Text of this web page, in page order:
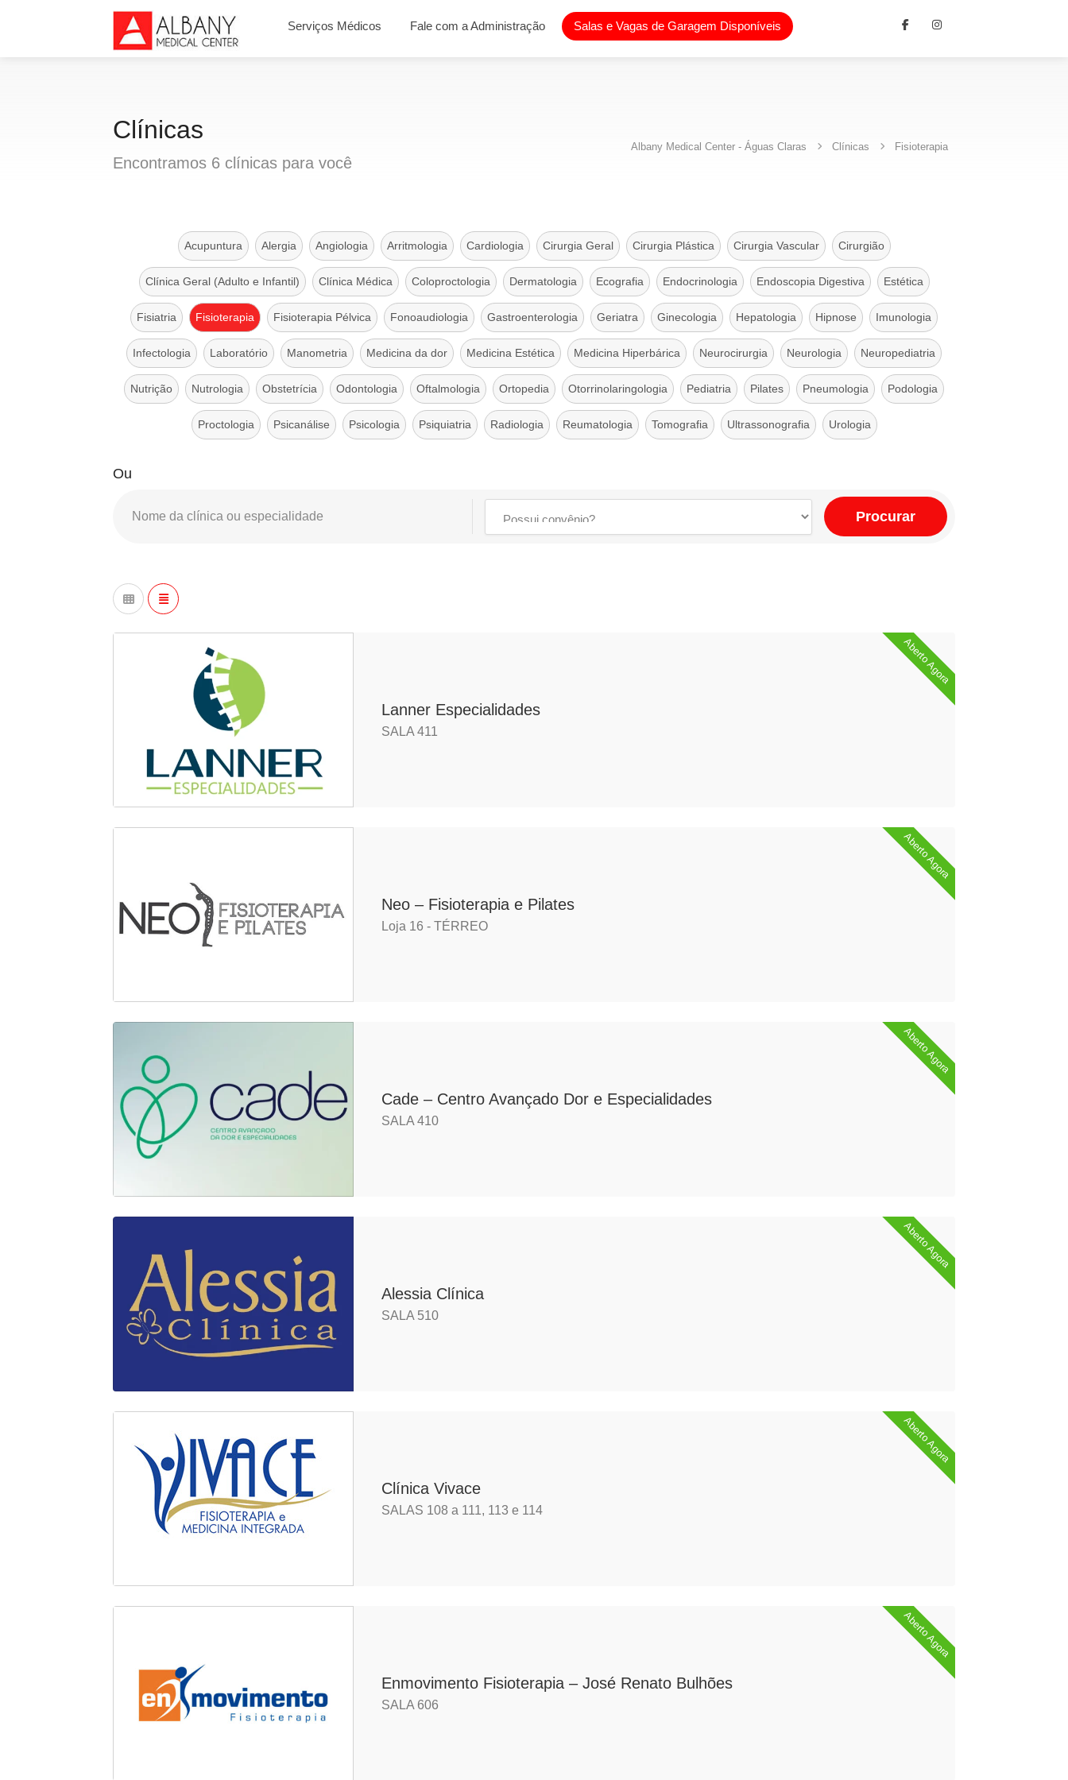
Serviços Médicos Fale com a Administração Salas e Vagas de Garagem Disponíveis
Clínicas
Encontramos 6 clínicas para você
Albany Medical Center - Águas Claras Clínicas Fisioterapia
Acupuntura Alergia Angiologia Arritmologia Cardiologia Cirurgia Geral Cirurgia Plástica Cirurgia Vascular Cirurgião
Clínica Geral (Adulto e Infantil) Clínica Médica Coloproctologia Dermatologia Ecografia Endocrinologia Endoscopia Digestiva Estética
Fisiatria Fisioterapia Fisioterapia Pélvica Fonoaudiologia Gastroenterologia Geriatra Ginecologia Hepatologia Hipnose Imunologia
Infectologia Laboratório Manometria Medicina da dor Medicina Estética Medicina Hiperbárica Neurocirurgia Neurologia Neuropediatria
Nutrição Nutrologia Obstetrícia Odontologia Oftalmologia Ortopedia Otorrinolaringologia Pediatria Pilates Pneumologia Podologia
Proctologia Psicanálise Psicologia Psiquiatria Radiologia Reumatologia Tomografia Ultrassonografia Urologia
Ou
Procurar
Aberto Agora
Lanner Especialidades
SALA 411
Aberto Agora
Neo – Fisioterapia e Pilates
Loja 16 - TÉRREO
Aberto Agora
Cade – Centro Avançado Dor e Especialidades
SALA 410
Aberto Agora
Alessia Clínica
SALA 510
Aberto Agora
Clínica Vivace
SALAS 108 a 111, 113 e 114
Aberto Agora
Enmovimento Fisioterapia – José Renato Bulhões
SALA 606